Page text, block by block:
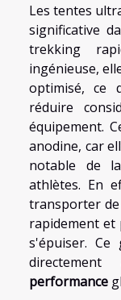
Les tentes
significative
trekking
ingénieuse,
optimisé, ce
réduire
équipement.
anodine, car
notable de
athlètes. En
transporter de
rapidement et
s'épuiser.
performance